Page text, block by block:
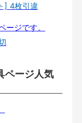
] 4枚引違
ページ人気